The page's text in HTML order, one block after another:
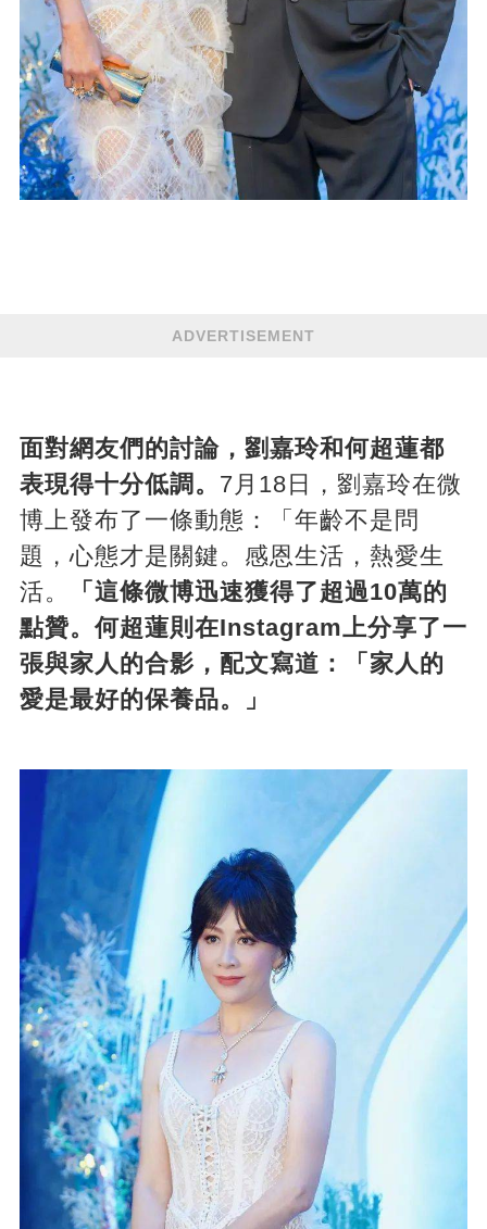
ADVERTISEMENT
面對網友們的討論，劉嘉玲和何超蓮都
表現得十分低調。 7月18日，劉嘉玲在微
博上發布了一條動態：「年齡不是問
題，心態才是關鍵。感恩生活，熱愛生
活。
「這條微博迅速獲得了超過10萬的
點贊。何超蓮則在Instagram上分享了一
張與家人的合影，配文寫道：「家人的
愛是最好的保養品。」